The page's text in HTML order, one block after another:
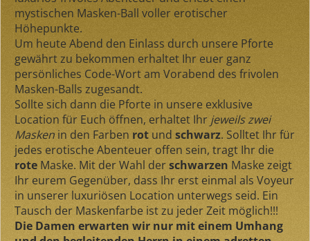
mystischen Masken-Ball voller erotischer
Höhepunkte.
Um heute Abend den Einlass durch unsere Pforte
gewährt zu bekommen erhaltet Ihr euer ganz
persönliches Code-Wort am Vorabend des frivolen
Masken-Balls zugesandt.
Sollte sich dann die Pforte in unsere exklusive
Location für Euch öffnen, erhaltet Ihr jeweils zwei
Masken in den Farben rot und schwarz. Solltet Ihr für
jedes erotische Abenteuer offen sein, tragt Ihr die
rote Maske. Mit der Wahl derschwarzen Maske zeigt
Ihr eurem Gegenüber, dass Ihr erst einmal als Voyeur
in unserer luxuriösen Location unterwegs seid. Ein
Tausch der Maskenfarbe ist zu jeder Zeit möglich!!!
Die Damen erwarten wir nur mit einem Umhang